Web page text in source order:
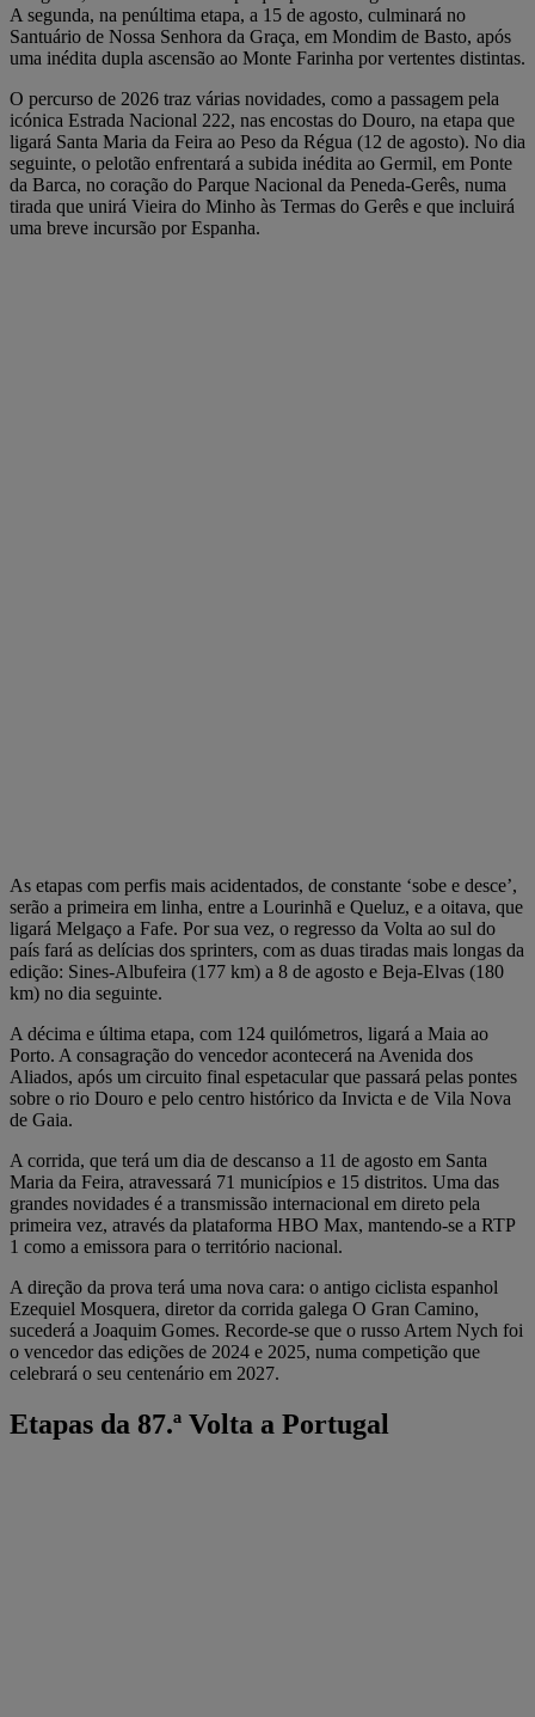
A segunda, na penúltima etapa, a 15 de agosto, culminará no
Santuário de Nossa Senhora da Graça, em Mondim de Basto, após
uma inédita dupla ascensão ao Monte Farinha por vertentes distintas.
O percurso de 2026 traz várias novidades, como a passagem pela
icónica Estrada Nacional 222, nas encostas do Douro, na etapa que
ligará Santa Maria da Feira ao Peso da Régua (12 de agosto). No dia
seguinte, o pelotão enfrentará a subida inédita ao Germil, em Ponte
da Barca, no coração do Parque Nacional da Peneda-Gerês, numa
tirada que unirá Vieira do Minho às Termas do Gerês e que incluirá
uma breve incursão por Espanha.
As etapas com perfis mais acidentados, de constante ‘sobe e desce’,
serão a primeira em linha, entre a Lourinhã e Queluz, e a oitava, que
ligará Melgaço a Fafe. Por sua vez, o regresso da Volta ao sul do
país fará as delícias dos sprinters, com as duas tiradas mais longas da
edição: Sines-Albufeira (177 km) a 8 de agosto e Beja-Elvas (180
km) no dia seguinte.
A décima e última etapa, com 124 quilómetros, ligará a Maia ao
Porto. A consagração do vencedor acontecerá na Avenida dos
Aliados, após um circuito final espetacular que passará pelas pontes
sobre o rio Douro e pelo centro histórico da Invicta e de Vila Nova
de Gaia.
A corrida, que terá um dia de descanso a 11 de agosto em Santa
Maria da Feira, atravessará 71 municípios e 15 distritos. Uma das
grandes novidades é a transmissão internacional em direto pela
primeira vez, através da plataforma HBO Max, mantendo-se a RTP
1 como a emissora para o território nacional.
A direção da prova terá uma nova cara: o antigo ciclista espanhol
Ezequiel Mosquera, diretor da corrida galega O Gran Camino,
sucederá a Joaquim Gomes. Recorde-se que o russo Artem Nych foi
o vencedor das edições de 2024 e 2025, numa competição que
celebrará o seu centenário em 2027.
Etapas da 87.ª Volta a Portugal